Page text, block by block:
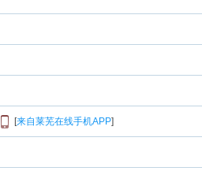
[来自莱芜在线手机APP]